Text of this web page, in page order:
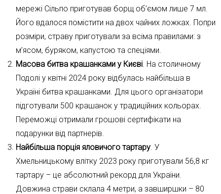
мережі Сільпо приготував борщ об’ємом лише 7 мл.
Його вдалося помістити на двох чайних ложках. Попри
розміри, страву приготували за всіма правилами: з
м’ясом, буряком, капустою та спеціями.
Масова битва крашанками у Києві . На столичному
Подолі у квітні 2024 року відбулась найбільша в
Україні битва крашанками. Для цього організатори
підготували 500 крашанок у традиційних кольорах.
Переможці отримали грошові сертифікати на
подарунки від партнерів.
Найбільша порція яловичого тартару . У
Хмельницькому влітку 2023 року приготували 56,8 кг
тартару – це абсолютний рекорд для України.
Довжина страви склала 4 метри, а завширшки – 80